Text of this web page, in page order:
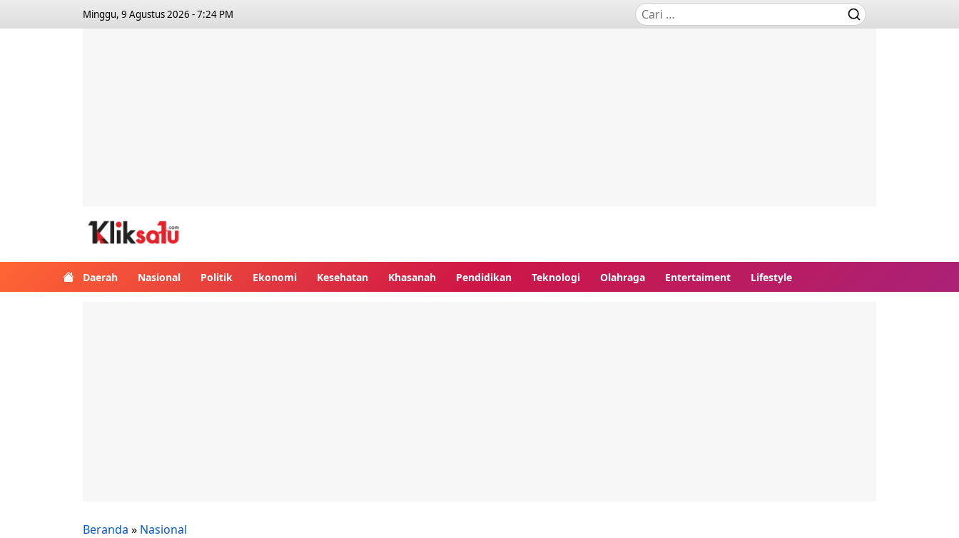
Minggu, 9 Agustus 2026 - 7:24 PM
Daerah Nasional Politik Ekonomi Kesehatan Khasanah Pendidikan Teknologi Olahraga Entertaiment Lifestyle
Beranda » Nasional